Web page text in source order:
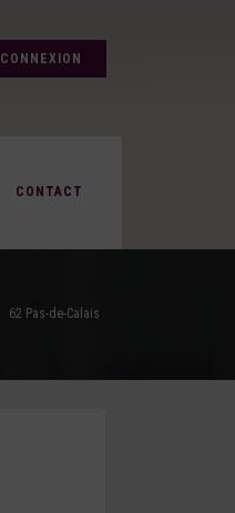
CONNEXION
CONTACT
62 Pas-de-Calais